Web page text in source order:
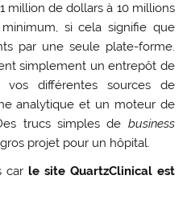
million de dollars à 10 millions
si cela signifie que
par une seule plate-forme.
simplement un entrepôt de
différentes sources de
analytique et un moteur de
trucs simples de business
projet pour un hôpital.
car le site QuartzClinical est